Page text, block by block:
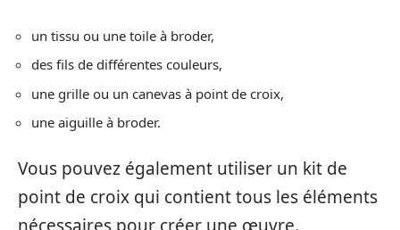
un tissu ou une toile à broder,
des fils de différentes couleurs,
une grille ou un canevas à point de croix,
une aiguille à broder.
Vous pouvez également utiliser un kit de
point de croix qui contient tous les éléments
nécessaires pour créer une œuvre.